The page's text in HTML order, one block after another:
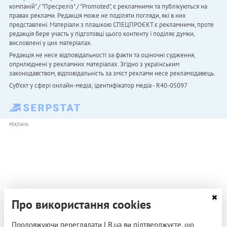
компаній" / "Пресреліз" / "Promoted", є рекламними та публікуються на
правах реклами. Редакція може не поділяти погляди, які в них
представлені. Матеріали з плашкою СПЕЦПРОЄКТ є рекламними, проте
редакція бере участь у підготовці цього контенту і поділяє думки,
висловлені у цих матеріалах.
Редакція не несе відповідальності за факти та оціночні судження,
оприлюднені у рекламних матеріалах. Згідно з українським
законодавством, відповідальність за зміст реклами несе рекламодавець.
Cуб'єкт у сфері онлайн-медіа; ідентифікатор медіа - R40-05097
РЕКЛАМА
Про використання cookies
Продовжуючи переглядати LB.ua ви підтверджуєте, що